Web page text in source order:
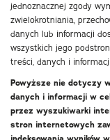
jednoznacznej zgody
zwielokrotniania,
danych lub informacji
wszystkich jego
treści, danych i
Powyższe nie dotyczy
danych i informacji w
przez wyszukiwarki
stron internetowych